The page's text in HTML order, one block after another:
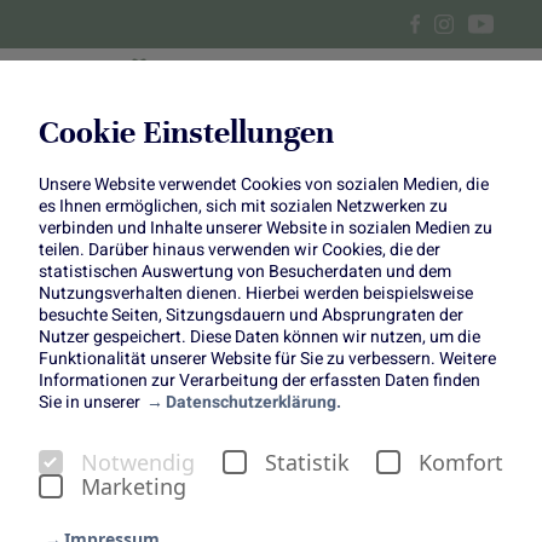
Cookie Einstellungen
Unsere Website verwendet Cookies von sozialen Medien, die
es Ihnen ermöglichen, sich mit sozialen Netzwerken zu
verbinden und Inhalte unserer Website in sozialen Medien zu
teilen. Darüber hinaus verwenden wir Cookies, die der
statistischen Auswertung von Besucherdaten und dem
Nutzungsverhalten dienen. Hierbei werden beispielsweise
besuchte Seiten, Sitzungsdauern und Absprungraten der
Nutzer gespeichert. Diese Daten können wir nutzen, um die
Funktionalität unserer Website für Sie zu verbessern. Weitere
Informationen zur Verarbeitung der erfassten Daten finden
Sie in unserer
Datenschutzerklärung.
Notwendig Statistik
Komfort
Marketing
Herzhafte Miniwaffeln mit
Rote-Bete-Lachs – ein
farbenfrohes Highlight für
euren Adventsbrunch
Nicht nur süße Klassiker gehören zu einem entspannten
Adventsbrunch – oft sind es gerade die herzhaften